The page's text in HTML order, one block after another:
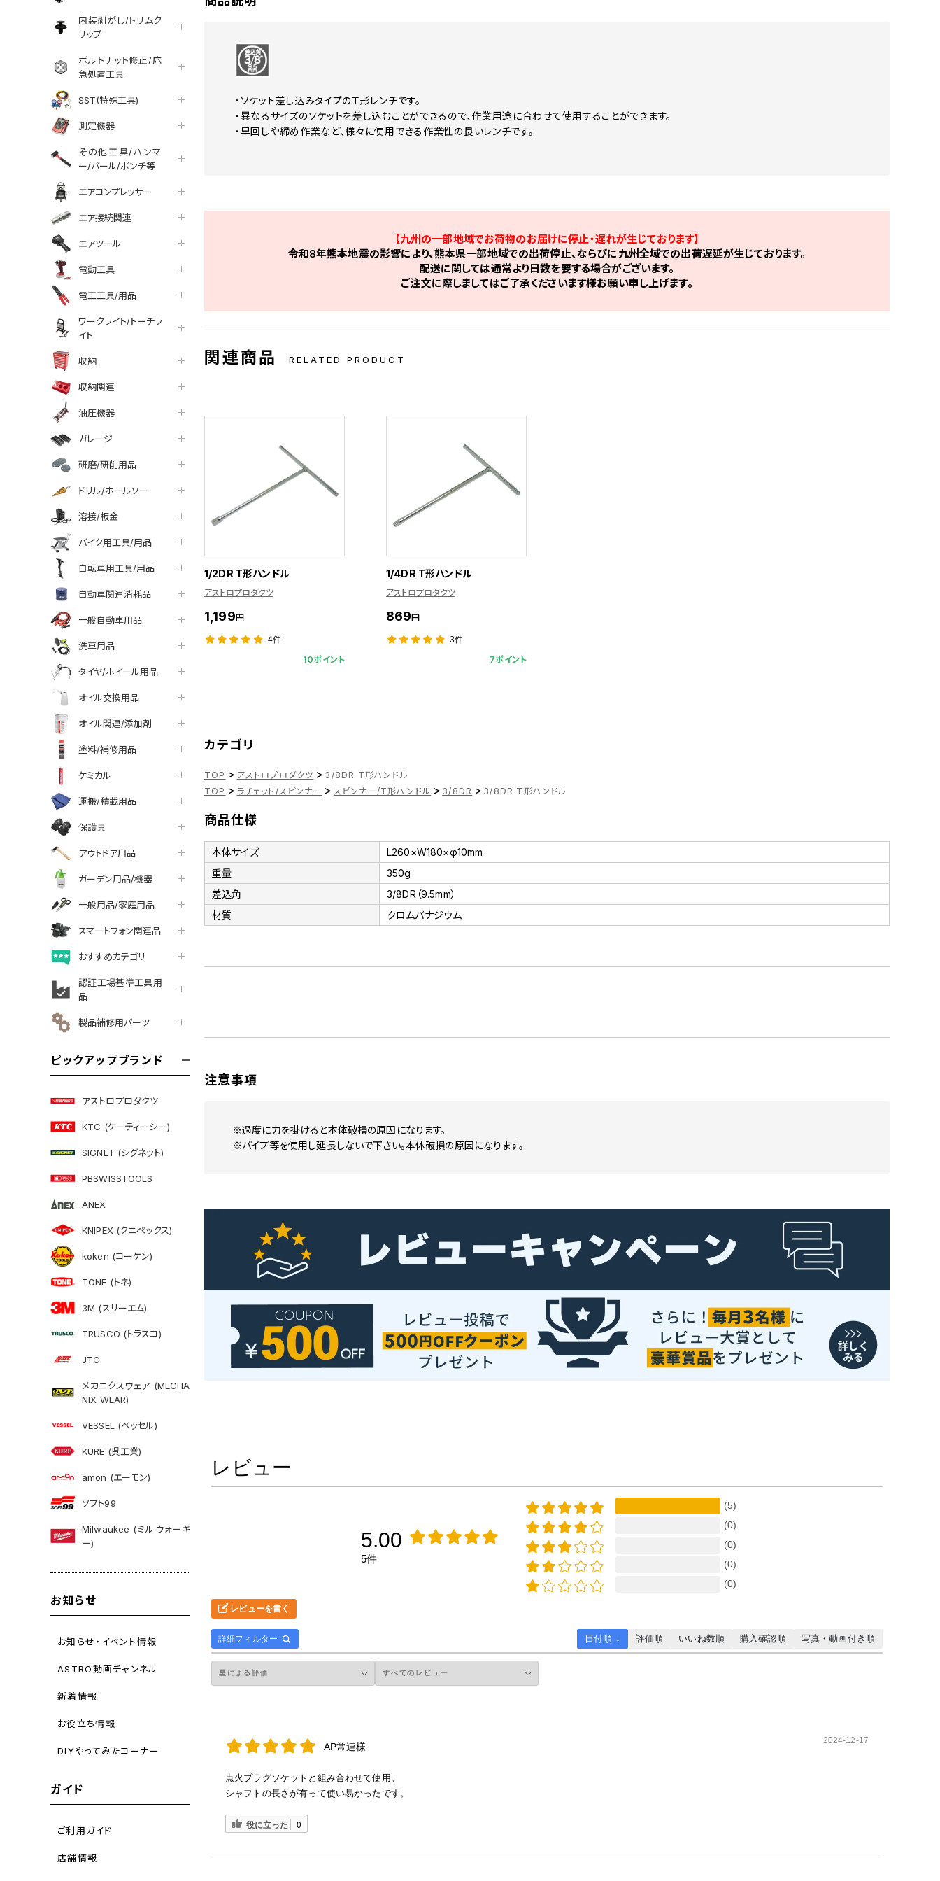
内装剥がし/トリムク
リップ
ボルトナット修正/応
急処置工具
SST(特殊工具)
測定機器
その他工具/ハンマ
ー/バール/ポンチ等
エアコンプレッサー
エア接続関連
エアツール
電動工具
電工工具/用品
ワークライト/トーチラ
イト
収納
収納関連
油圧機器
ガレージ
研磨/研削用品
ドリル/ホールソー
溶接/板金
バイク用工具/用品
自転車用工具/用品
自動車関連消耗品
一般自動車用品
洗車用品
タイヤ/ホイール用品
オイル交換用品
オイル関連/添加剤
塗料/補修用品
ケミカル
運搬/積載用品
保護具
アウトドア用品
ガーデン用品/機器
一般用品/家庭用品
スマートフォン関連品
おすすめカテゴリ
認証工場基準工具用
品
製品補修用パーツ
ピックアップブランド
アストロプロダクツ
KTC (ケーティーシー)
SIGNET (シグネット)
PBSWISSTOOLS
ANEX
KNIPEX (クニペックス)
koken (コーケン)
TONE (トネ)
3M (スリーエム)
TRUSCO (トラスコ)
JTC
メカニクスウェア (MECHA
NIX WEAR)
VESSEL (ベッセル)
KURE (呉工業)
amon (エーモン)
ソフト99
Milwaukee (ミルウォーキ
ー)
お知らせ
お知らせ・イベント情報
ASTRO動画チャンネル
新着情報
お役立ち情報
DIYやってみたコーナー
ガイド
ご利用ガイド
店舗情報
・ソケット差し込みタイプのＴ形レンチです。
・異なるサイズのソケットを差し込むことができるので、作業用途に合わせて使用することができます。
・早回しや締め作業など、様々に使用できる作業性の良いレンチです。
【九州の一部地域でお荷物のお届けに停止・遅れが生じております】
令和8年熊本地震の影響により、熊本県一部地域での出荷停止、ならびに九州全域での出荷遅延が生じております。
配送に関しては通常より日数を要する場合がございます。
ご注文に際しましてはご了承くださいます様お願い申し上げます。
関連商品 RELATED PRODUCT
1/2DR T形ハンドル
アストロプロダクツ
1,199円
4件
10ポイント
1/4DR T形ハンドル
アストロプロダクツ
869円
3件
7ポイント
カテゴリ
TOP > アストロプロダクツ > 3/8DR T形ハンドル
TOP > ラチェット/スピンナー > スピンナー/T形ハンドル > 3/8DR > 3/8DR T形ハンドル
商品仕様
本体サイズ
L260×W180×φ10mm
重量
350g
差込角
3/8DR（9.5mm）
材質
クロムバナジウム
注意事項
※過度に力を掛けると本体破損の原因になります。
※パイプ等を使用し延長しないで下さい。本体破損の原因になります。
レビュー
5.00
5件
(5)
(0)
(0)
(0)
(0)
レビューを書く
詳細フィルター 日付順 ↓ 評価順 いいね数順 購入確認順 写真・動画付き順
AP常連様
2024-12-17
点火プラグソケットと組み合わせて使用。
シャフトの長さが有って使い易かったです。
役に立った 0